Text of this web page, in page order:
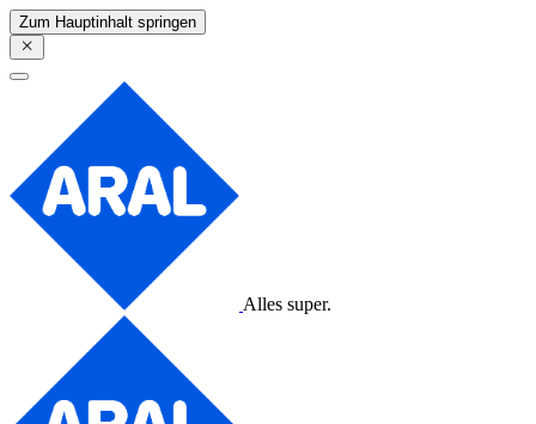
Zum Hauptinhalt springen
Alles super.